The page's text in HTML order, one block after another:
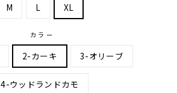
M L XL
カラー
2-カーキ 3-オリーブ
4-ウッドランドカモ